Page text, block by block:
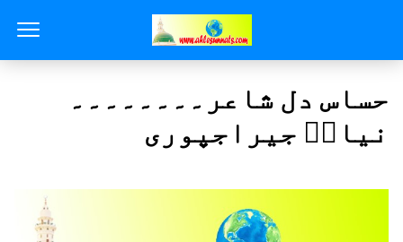
حساس دل شاعر۔۔۔۔۔۔۔۔
نیازؔ جیراجپوری